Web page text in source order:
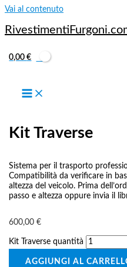
Vai al contenuto
0,00€
FORD CUSTOM
Kit Traverse
600,00€
Sistema per il trasporto
Compatibilità da verificare in
altezza del veicolo. Prima
passo e altezza oppure invia il
Kit Traverse quantità
AGGIUNGI AL